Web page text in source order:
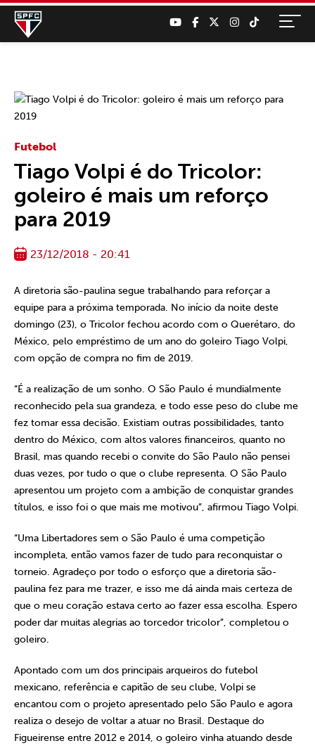
Futebol
Tiago Volpi é do Tricolor:
goleiro é mais um reforço
para 2019
23/12/2018 - 20:41
A diretoria são-paulina segue trabalhando para reforçar a
equipe para a próxima temporada. No início da noite deste
domingo (23), o Tricolor fechou acordo com o Querétaro, do
México, pelo empréstimo de um ano do goleiro Tiago Volpi,
com opção de compra no fim de 2019.
“É a realização de um sonho. O São Paulo é mundialmente
reconhecido pela sua grandeza, e todo esse peso do clube me
fez tomar essa decisão. Existiam outras possibilidades, tanto
dentro do México, com altos valores financeiros, quanto no
Brasil, mas quando recebi o convite do São Paulo não pensei
duas vezes, por tudo o que o clube representa. O São Paulo
apresentou um projeto com a ambição de conquistar grandes
títulos, e isso foi o que mais me motivou”, afirmou Tiago Volpi.
“Uma Libertadores sem o São Paulo é uma competição
incompleta, então vamos fazer de tudo para reconquistar o
torneio. Agradeço por todo o esforço que a diretoria são-
paulina fez para me trazer, e isso me dá ainda mais certeza de
que o meu coração estava certo ao fazer essa escolha. Espero
poder dar muitas alegrias ao torcedor tricolor”, completou o
goleiro.
Apontado com um dos principais arqueiros do futebol
mexicano, referência e capitão de seu clube, Volpi se
encantou com o projeto apresentado pelo São Paulo e agora
realiza o desejo de voltar a atuar no Brasil. Destaque do
Figueirense entre 2012 e 2014, o goleiro vinha atuando desde